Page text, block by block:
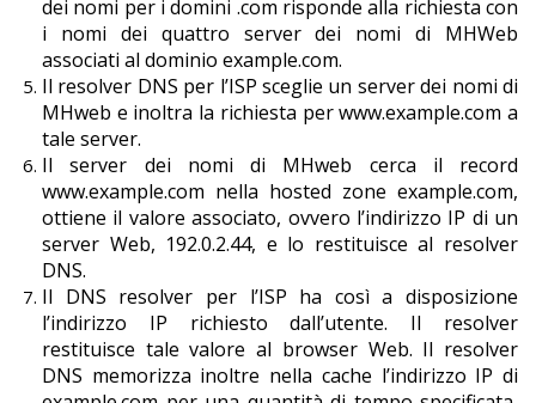
dei nomi per i domini .com risponde alla richiesta con
i nomi dei quattro server dei nomi di MHWeb
associati al dominio example.com.
Il resolver DNS per l’ISP sceglie un server dei nomi di
MHweb e inoltra la richiesta per www.example.com a
tale server.
Il server dei nomi di MHweb cerca il record
www.example.com nella hosted zone example.com,
ottiene il valore associato, ovvero l’indirizzo IP di un
server Web, 192.0.2.44, e lo restituisce al resolver
DNS.
Il DNS resolver per l’ISP ha così a disposizione
l’indirizzo IP richiesto dall’utente. Il resolver
restituisce tale valore al browser Web. Il resolver
DNS memorizza inoltre nella cache l’indirizzo IP di